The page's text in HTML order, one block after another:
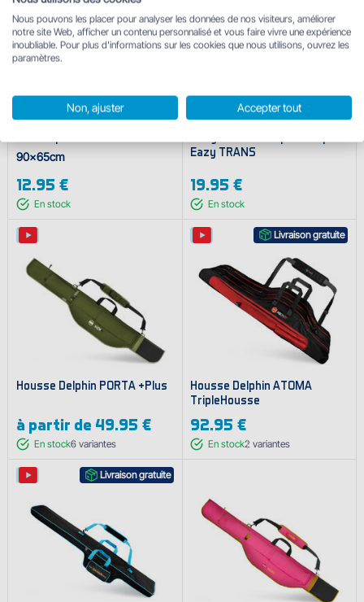
90x65cm
12.95 €
En stock
Eazy TRANS
19.95 €
En stock
Housse Delphin PORTA +Plus
à partir de 49.95 €
En stock6 variantes
Livraison gratuite
Housse Delphin ATOMA
TripleHousse
92.95 €
En stock2 variantes
Livraison gratuite
Nous pouvons les placer pour analyser les données de nos visiteurs, améliorer
notre site Web, afficher un contenu personnalisé et vous faire vivre une expérience
inoubliable. Pour plus d'informations sur les cookies que nous utilisons, ouvrez les
paramètres.
Non, ajuster Accepter tout